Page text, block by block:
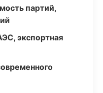
партий,
экспортная